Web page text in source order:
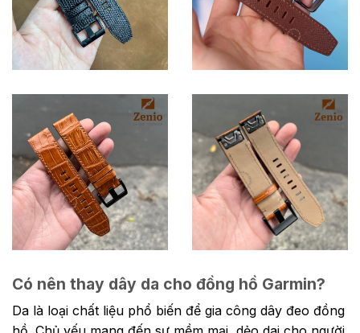
Có nên thay dây da cho đồng hồ Garmin?
Da là loại chất liệu phổ biến để gia công dây đeo đồng